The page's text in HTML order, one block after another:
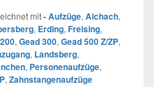
mit- Aufzüge, Aichach,
, Erding, Freising,
, Gead 300, Gead 500 Z/ZP,
, Landsberg,
, Personenaufzüge,
, Zahnstangenaufzüge